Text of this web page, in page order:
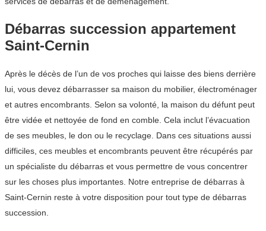
Débarras succession appartement
Saint-Cernin
Après le décès de l’un de vos proches qui laisse des biens derrière
lui, vous devez débarrasser sa maison du mobilier, électroménager
et autres encombrants. Selon sa volonté, la maison du défunt peut
être vidée et nettoyée de fond en comble. Cela inclut l’évacuation
de ses meubles, le don ou le recyclage. Dans ces situations aussi
difficiles, ces meubles et encombrants peuvent être récupérés par
un spécialiste du débarras et vous permettre de vous concentrer
sur les choses plus importantes. Notre entreprise de débarras à
Saint-Cernin reste à votre disposition pour tout type de débarras
succession.